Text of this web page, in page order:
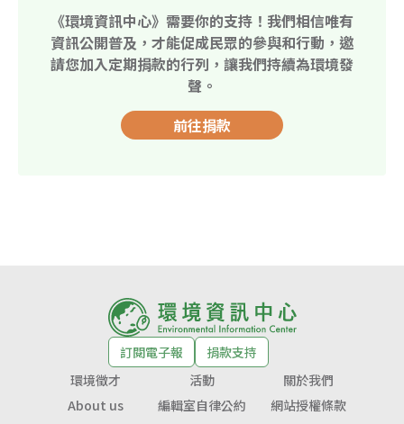
《環境資訊中心》需要你的支持！我們相信唯有
資訊公開普及，才能促成民眾的參與和行動，邀
請您加入定期捐款的行列，讓我們持續為環境發
聲。
前往捐款
訂閱電子報
捐款支持
環境徵才
活動
關於我們
About us
編輯室自律公約
網站授權條款